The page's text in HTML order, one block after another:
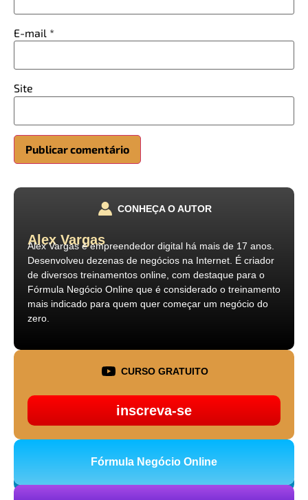
CONHEÇA O AUTOR
Alex Vargas
Alex Vargas é empreendedor digital há mais de 17 anos.
Desenvolveu dezenas de negócios na Internet. É criador
de diversos treinamentos online, com destaque para o
Fórmula Negócio Online que é considerado o treinamento
mais indicado para quem quer começar um negócio do
zero.
CURSO GRATUITO
inscreva-se
Fórmula Negócio Online
E-mail *
Site